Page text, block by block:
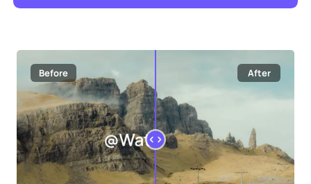
Before After